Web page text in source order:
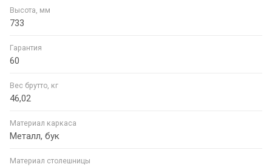
Высота, мм
733
Гарантия
60
Вес брутто, кг
46,02
Материал каркаса
Металл, бук
Материал столешницы